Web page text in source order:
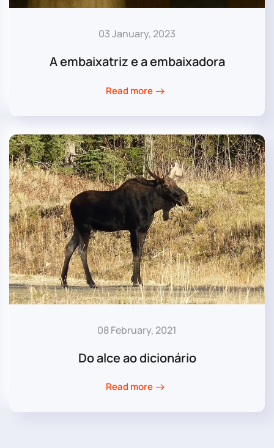
03 January, 2023
A embaixatriz e a embaixadora
Read more
08 February, 2021
Do alce ao dicionário
Read more